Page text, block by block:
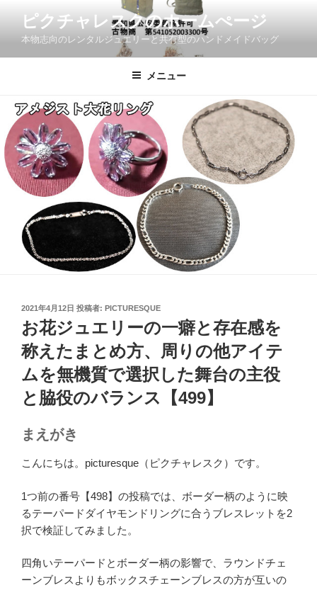
ン
ッ
プ
ピクチャレスクのホームぺージ
本物志向のレンタルジュエリーと共有型のハンドメイドバッグ
メニュー
投
稿
日:
2021年4月12日 投稿者: PICTURESQUE
お花ジュエリーの一癖と存在感を
称えたまとめ方、周りの他アイテ
ムを無機質で選択した舞台の主役
と脇役のバランス【499】
まえがき
こんにちは。picturesque（ピクチャレスク）です。
1つ前の番号【498】の投稿では、ボーダー柄のように映
るテーパードダイヤモンドリングに合うブレスレットを2
択で検証してみました。
四角いテーパードとボーダー柄の影響で、ラウンドチェ
ーンブレスよりもボックスチェーンブレスの方が互いの